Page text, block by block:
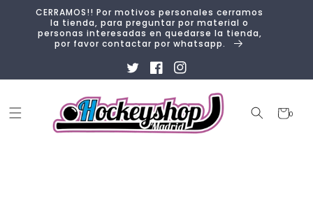
directamente
al contenido
CERRAMOS!! Por motivos personales cerramos
la tienda, para preguntar por material o
personas interesadas en quedarse la tienda,
por favor contactar por whatsapp.
TwitterFacebookInstagram
Carrito
0
0
artículos